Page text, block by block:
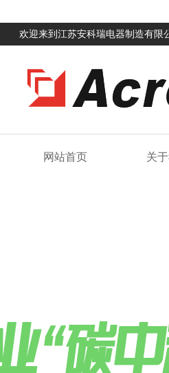
欢迎来到江苏安科瑞电器制造有限
网站首页 关